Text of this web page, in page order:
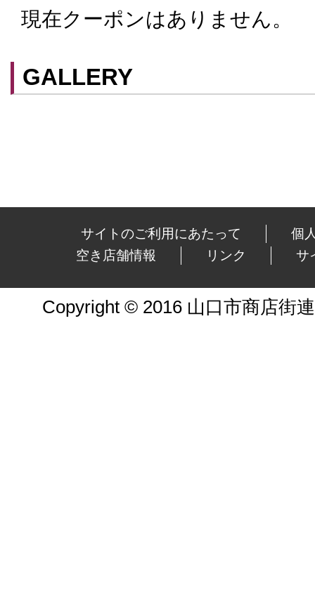
クーポンはスマートフォンに山口街中ア
てアプリ内のクーポン情報を提示する
ができます。
現在クーポンはありません。
GALLERY
サイトのご利用にあたって
個
空き店舗情報
リンク サ
Copyright © 2016 山口市商店街